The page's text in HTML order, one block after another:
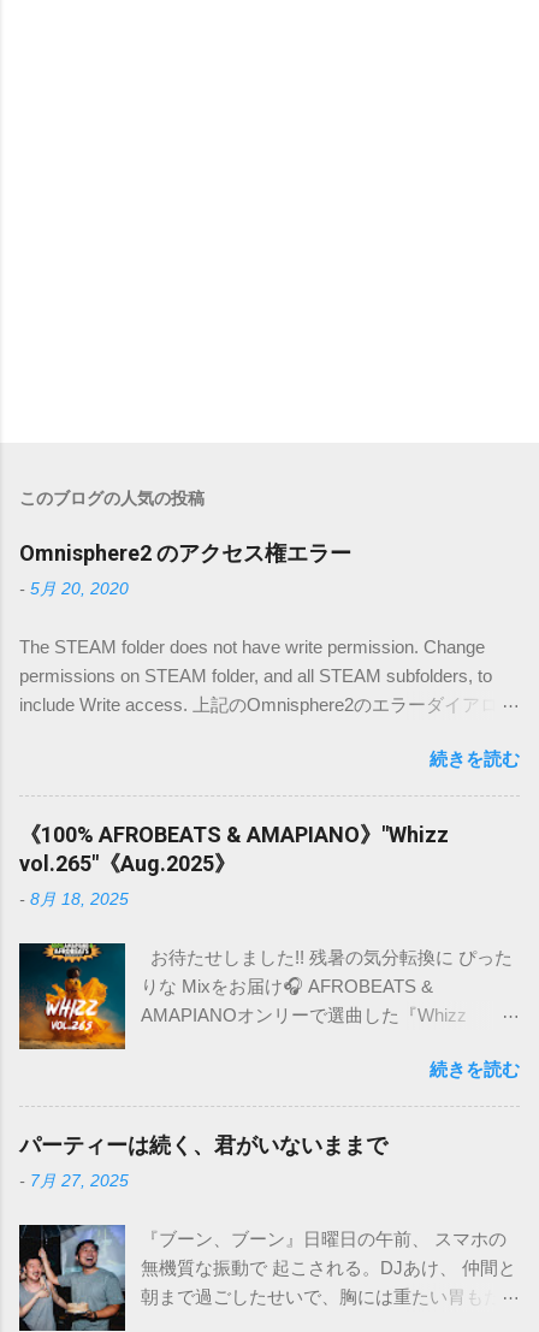
このブログの人気の投稿
Omnisphere2 のアクセス権エラー
- 5月 20, 2020
The STEAM folder does not have write permission. Change
permissions on STEAM folder, and all STEAM subfolders, to
include Write access. 上記のOmnisphere2のエラーダイアログ
忘録的に書き込みます。 環境は(Mac OSX high sierra)です。
下記のディレクトリ内でSTEAM フォルダーを探します。
/Users/名前/Library/Application Support/ Spectrasonics ※ユー
ザー名/ライブラリのフォルダの表示の仕方は こちら を参照
ください。 STEAMフォルダーを 右クリックして情報を取得
します。 下部に自分とEveryoneのアクセス権があります。
セス権を読み/書きと選択します。 +と-の横にある設定ボタン
をクリックし、 すべてのサブフォルダーに適用するを選択し
ます。 [適用する]をクリックできない場合は、ロックボタン
をクリックして、パスワードでロックを解除する必要があり
ます。 以上の行程では解決しました。ご参考にしてくださ
い。
続きを読む
《100% AFROBEATS & AMAPIANO》"Whizz
vol.265"《Aug.2025》
- 8月 18, 2025
お待たせしました!! 残暑の気分転換に ぴった
りな Mixをお届け🎧 AFROBEATS &
AMAPIANOオンリーで選曲した『Whizz
きたけど、今回はフルコースです。 ムシムシ
の都会へ、アフリカのカラッとした空気を注
入🌬️ R&B好きもハマるはず!! Tracklist 01.
You4Me / Tiwa Savage 02. Titanium / Davido ft.
Savage ft. Skepta 06. Commitment / Craig
David ft. Tiwa Savage 07. The Mood / FLO &
Kaytranada 08. Show Me Love (Remix) /
続きを読む
パーティーは続く、君がいないままで
- 7月 27, 2025
『ブーン、ブーン』日曜日の午前、 スマホの
無機質な振動で 起こされる。DJあけ、 仲間と
朝まで過ごしたせいで、胸には重たい胃もた